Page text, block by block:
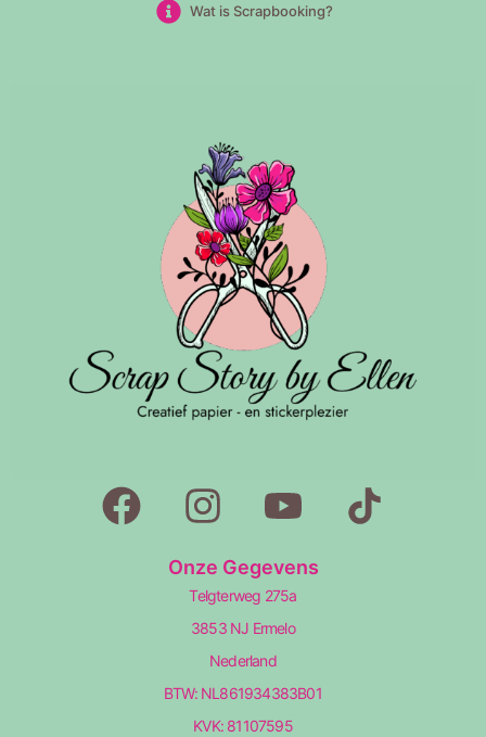
Wat is Scrapbooking?
Onze Gegevens
Telgterweg 275a
3853 NJ Ermelo
Nederland
BTW: NL861934383B01
KVK: 81107595